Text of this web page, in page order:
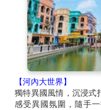
【河內大世界】
獨特異國風情，沉浸式
感受異國氛圍，隨手